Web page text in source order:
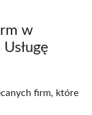
w
firm, które